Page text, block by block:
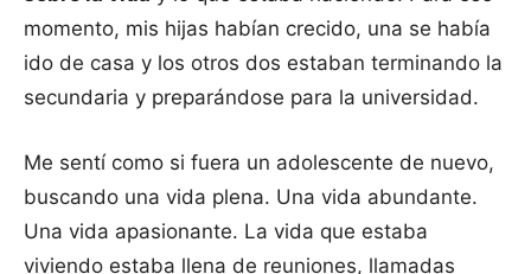
momento, mis hijas habían crecido, una se había
ido de casa y los otros dos estaban terminando la
secundaria y preparándose para la universidad.
Me sentí como si fuera un adolescente de nuevo,
buscando una vida plena. Una vida abundante.
Una vida apasionante. La vida que estaba
viviendo estaba llena de reuniones, llamadas